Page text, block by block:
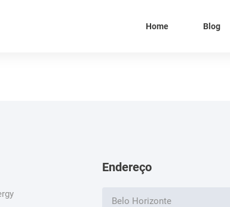
Home Blog
Endereço
Belo Horizonte